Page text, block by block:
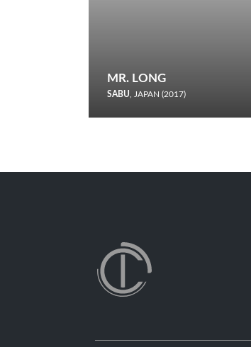
MR. LONG
SABU, JAPAN (2017)
den Wettbewerb.